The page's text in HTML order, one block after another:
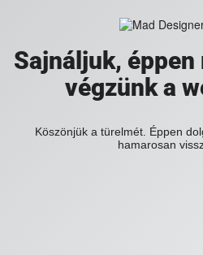
Sajnáljuk,
végzünk a
Köszönjük a türelmét. Éppen
hamarosan